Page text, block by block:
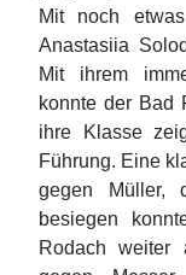
Mit noch
Anastasiia
Mit ihrem
konnte der Bad
ihre Klasse
Führung. Eine
gegen Müller,
besiegen
Rodach weiter